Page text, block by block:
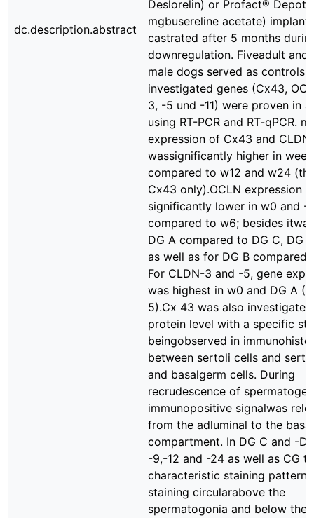
dc.description.abstract
Deslorelin) or Profact® Depot
mgbusereline acetate) implant
castrated after 5 months
downregulation. Fiveadult and
male dogs served as
investigated genes (Cx43,
3, -5 und -11) were proven in
using RT-PCR and RT-qPCR.
expression of Cx43 and
wassignificantly higher in
compared to w12 and w24
Cx43 only).OCLN expression
significantly lower in w0 and -
compared to w6; besides
DG A compared to DG C, DG
as well as for DG B
For CLDN-3 and -5, gene
was highest in w0 and DG A
5).Cx 43 was also
protein level with a specific
beingobserved in
between sertoli cells and
and basalgerm cells. During
recrudescence of
immunopositive signalwas
from the adluminal to the basal
compartment. In DG C and -D,
-9,-12 and -24 as well as CG
characteristic staining pattern
staining circularabove the
spermatogonia and below the